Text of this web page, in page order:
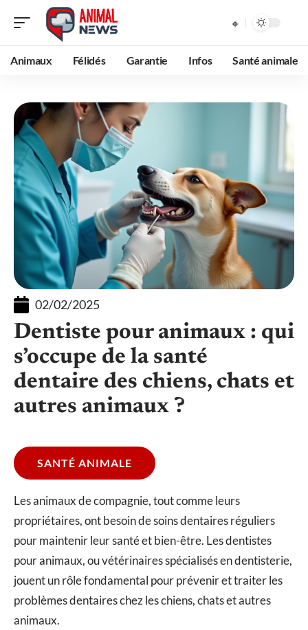
Animaux Félidés Garantie Infos Santé animale
02/02/2025
Dentiste pour animaux : qui
s’occupe de la santé
dentaire des chiens, chats et
autres animaux ?
SANTÉ ANIMALE
Les animaux de compagnie, tout comme leurs
propriétaires, ont besoin de soins dentaires réguliers
pour maintenir leur santé et bien-être. Les dentistes
pour animaux, ou vétérinaires spécialisés en dentisterie,
jouent un rôle fondamental pour prévenir et traiter les
problèmes dentaires chez les chiens, chats et autres
animaux.